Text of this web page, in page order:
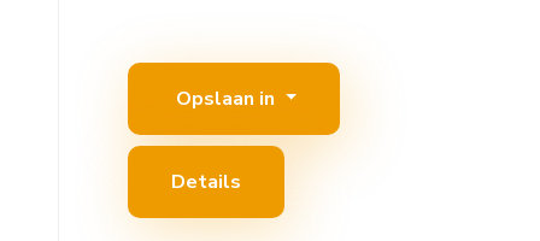
Opslaan in
Details